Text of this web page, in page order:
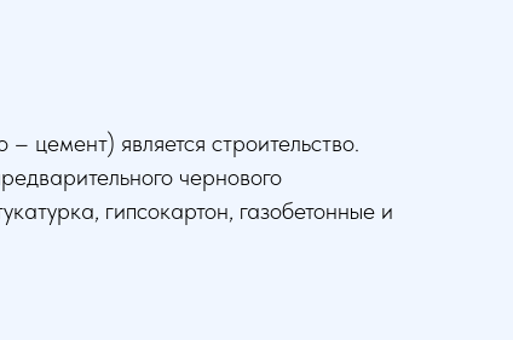
цемент) является строительство.
чернового
гипсокартон, газобетонные и